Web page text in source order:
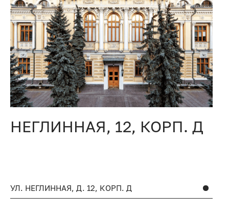
НЕГЛИННАЯ, 12, КОРП. Д
УЛ. НЕГЛИННАЯ, Д. 12, КОРП. Д